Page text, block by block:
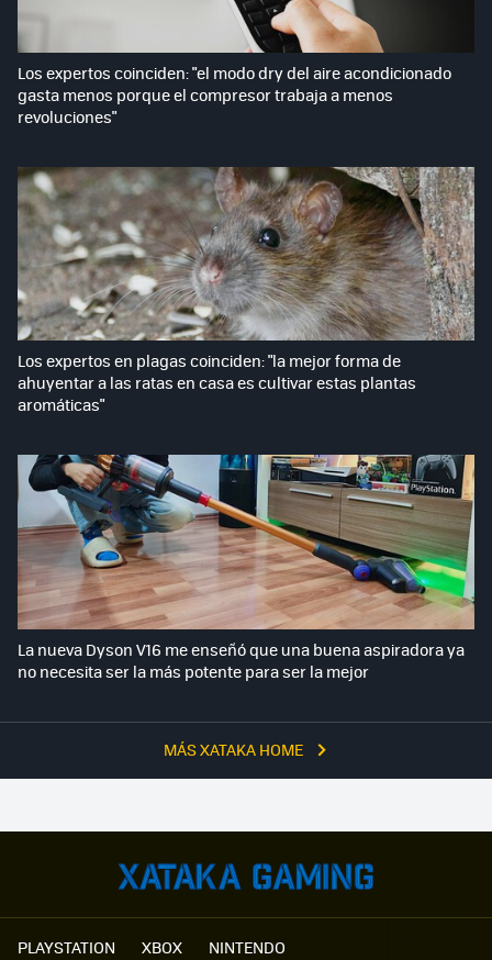
MÁS XATAKA HOME
Los expertos coinciden: "el modo dry del aire acondicionado
gasta menos porque el compresor trabaja a menos
revoluciones"
Los expertos en plagas coinciden: "la mejor forma de
ahuyentar a las ratas en casa es cultivar estas plantas
aromáticas"
La nueva Dyson V16 me enseñó que una buena aspiradora ya
no necesita ser la más potente para ser la mejor
PLAYSTATION XBOX NINTENDO